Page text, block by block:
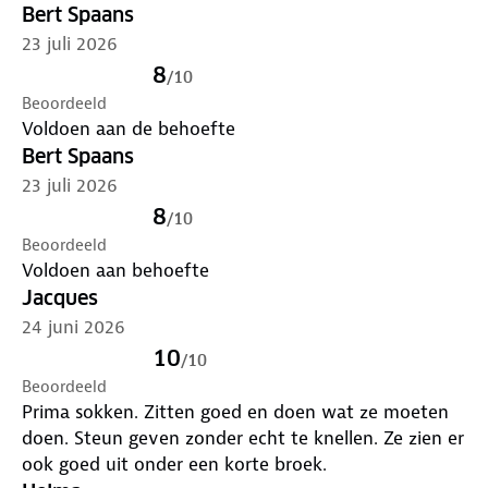
Bert Spaans
23 juli 2026
8/10
Beoordeeld
Voldoen aan de behoefte
Bert Spaans
23 juli 2026
8/10
Beoordeeld
Voldoen aan behoefte
Jacques
24 juni 2026
10/10
Beoordeeld
Prima sokken. Zitten goed en doen wat ze moeten
doen. Steun geven zonder echt te knellen. Ze zien er
ook goed uit onder een korte broek.